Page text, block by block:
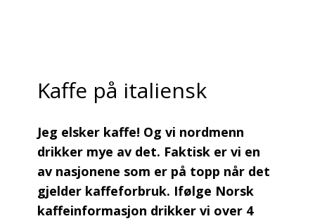
Kaffe på italiensk
Jeg elsker kaffe! Og vi nordmenn
drikker mye av det. Faktisk er vi en
av nasjonene som er på topp når det
gjelder kaffeforbruk. Ifølge Norsk
kaffeinformasjon drikker vi over 4